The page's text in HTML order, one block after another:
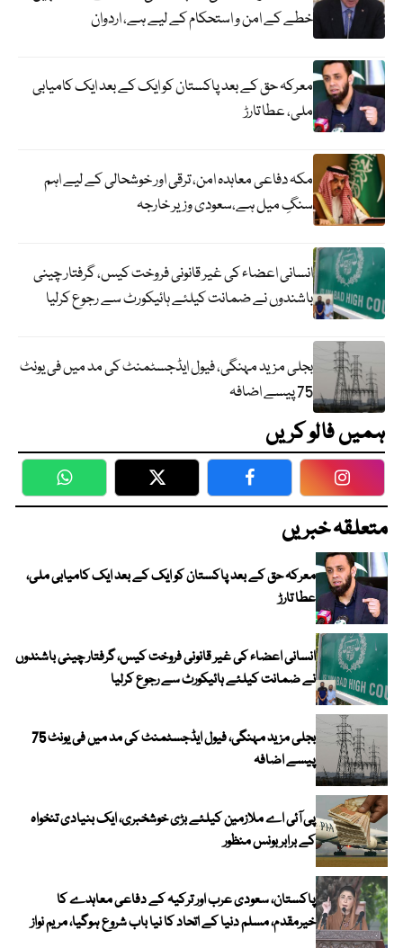
خطے کے امن و استحکام کے لیے ہے، اردوان
معرکہ حق کے بعد پاکستان کو ایک کے بعد ایک کامیابی
ملی، عطا تارڑ
مکہ دفاعی معاہدہ امن، ترقی اور خوشحالی کے لیے اہم
سنگِ میل ہے،سعودی وزیر خارجہ
انسانی اعضاء کی غیر قانونی فروخت کیس، گرفتار چینی
باشندوں نے ضمانت کیلئے ہائیکورٹ سے رجوع کرلیا
بجلی مزید مہنگی، فیول ایڈجسٹمنٹ کی مد میں فی یونٹ
75 پیسے اضافہ
ہمیں فالو کریں
WhatsApp Twitter Facebook
متعلقہ خبریں
معرکہ حق کے بعد پاکستان کو ایک کے بعد ایک کامیابی ملی،
عطا تارڑ
انسانی اعضاء کی غیر قانونی فروخت کیس، گرفتار چینی باشندوں
نے ضمانت کیلئے ہائیکورٹ سے رجوع کرلیا
بجلی مزید مہنگی، فیول ایڈجسٹمنٹ کی مد میں فی یونٹ 75
پیسے اضافہ
پی آئی اے ملازمین کیلئے بڑی خوشخبری، ایک بنیادی تنخواہ
کے برابر بونس منظور
پاکستان، سعودی عرب اور ترکیہ کے دفاعی معاہدے کا
خیرمقدم، مسلم دنیا کے اتحاد کا نیا باب شروع ہوگیا، مریم نواز